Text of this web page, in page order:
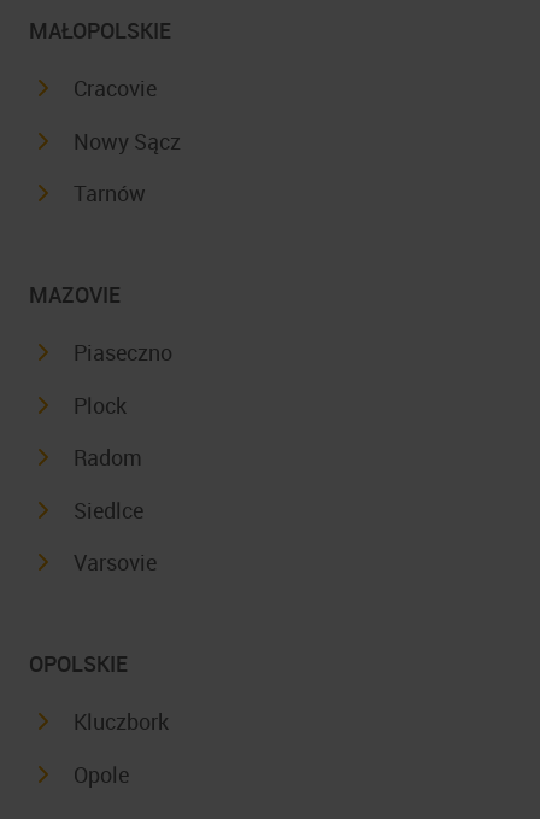
MAŁOPOLSKIE
Cracovie
Nowy Sącz
Tarnów
MAZOVIE
Piaseczno
Plock
Radom
Siedlce
Varsovie
OPOLSKIE
Kluczbork
Opole